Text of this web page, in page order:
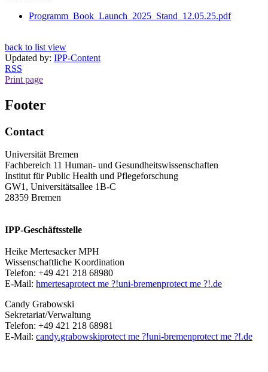
Programm_Book_Launch_2025_Stand_12.05.25.pdf
back to list view
Updated by: IPP-Content
RSS
Print page
Footer
Contact
Universität Bremen
Fachbereich 11 Human- und Gesundheitswissenschaften
Institut für Public Health und Pflegeforschung
GW1, Universitätsallee 1B-C
28359 Bremen
IPP-Geschäftsstelle
Heike Mertesacker MPH
Wissenschaftliche Koordination
Telefon: +49 421 218 68980
E-Mail: hmertesaprotect me ?!uni-bremenprotect me ?!.de
Candy Grabowski
Sekretariat/Verwaltung
Telefon: +49 421 218 68981
E-Mail: candy.grabowskiprotect me ?!uni-bremenprotect me ?!.de